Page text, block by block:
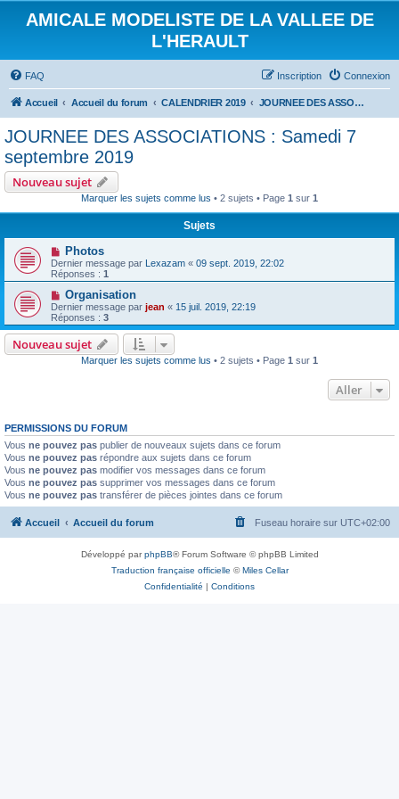
AMICALE MODELISTE DE LA VALLEE DE
L'HERAULT
FAQ Connexion
Inscription
Accueil Accueil du forum CALENDRIER 2019 JOURNEE DES ASSOCIATIONS : Samedi 7 septembre 2019
JOURNEE DES ASSOCIATIONS : Samedi 7
septembre 2019
Nouveau sujet
Marquer les sujets comme lus • 2 sujets • Page 1 sur 1
Sujets
Photos
Dernier message par Lexazam « 09 sept. 2019, 22:02
Réponses : 1
Organisation
Dernier message par jean « 15 juil. 2019, 22:19
Réponses : 3
Nouveau sujet
Marquer les sujets comme lus • 2 sujets • Page 1 sur 1
Aller
PERMISSIONS DU FORUM
Vous ne pouvez pas publier de nouveaux sujets dans ce forum
Vous ne pouvez pas répondre aux sujets dans ce forum
Vous ne pouvez pas modifier vos messages dans ce forum
Vous ne pouvez pas supprimer vos messages dans ce forum
Vous ne pouvez pas transférer de pièces jointes dans ce forum
Accueil Accueil du forum Fuseau horaire sur UTC+02:00
Développé parphpBB® Forum Software © phpBB Limited
Traduction française officielle ©Miles Cellar
Confidentialité | Conditions